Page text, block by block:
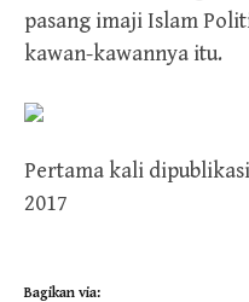
pasang imaji Islam
kawan-kawannya itu.
Pertama kali
2017
Bagikan via: